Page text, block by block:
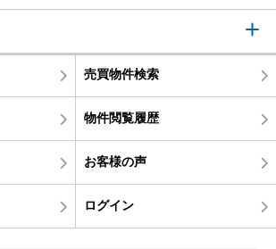
売買物件検索
物件閲覧履歴
お客様の声
ログイン